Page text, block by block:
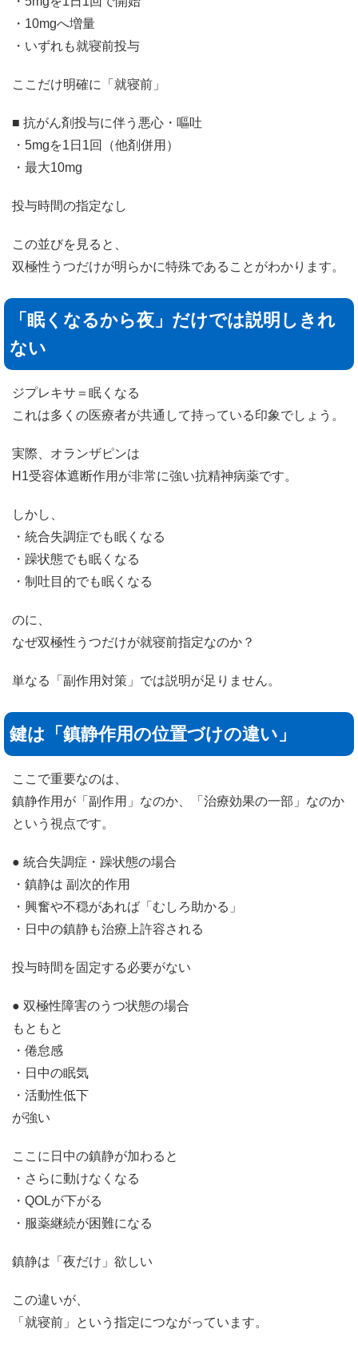
・10mgへ増量
・いずれも就寝前投与
ここだけ明確に「就寝前」
■ 抗がん剤投与に伴う悪心・嘔吐
・5mgを1日1回（他剤併用）
・最大10mg
投与時間の指定なし
この並びを見ると、
双極性うつだけが明らかに特殊であることがわかります。
「眠くなるから夜」だけでは説明しきれ
ない
ジプレキサ＝眠くなる
これは多くの医療者が共通して持っている印象でしょう。
実際、オランザピンは
H1受容体遮断作用が非常に強い抗精神病薬です。
しかし、
・統合失調症でも眠くなる
・躁状態でも眠くなる
・制吐目的でも眠くなる
のに、
なぜ双極性うつだけが就寝前指定なのか？
単なる「副作用対策」では説明が足りません。
鍵は「鎮静作用の位置づけの違い」
ここで重要なのは、
鎮静作用が「副作用」なのか、「治療効果の一部」なのか
という視点です。
● 統合失調症・躁状態の場合
・鎮静は 副次的作用
・興奮や不穏があれば「むしろ助かる」
・日中の鎮静も治療上許容される
投与時間を固定する必要がない
● 双極性障害のうつ状態の場合
もともと
・倦怠感
・日中の眠気
・活動性低下
が強い
ここに日中の鎮静が加わると
・さらに動けなくなる
・QOLが下がる
・服薬継続が困難になる
鎮静は「夜だけ」欲しい
この違いが、
「就寝前」という指定につながっています。